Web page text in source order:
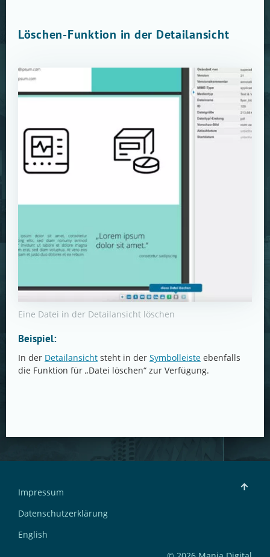
Löschen-Funktion in der Detailansicht
Eine Datei in der Detailansicht löschen
Beispiel:
In der Detailansicht steht in der Symbolleiste ebenfalls
die Funktion für „Datei löschen“ zur Verfügung.
Impressum
Datenschutzerklärung
English